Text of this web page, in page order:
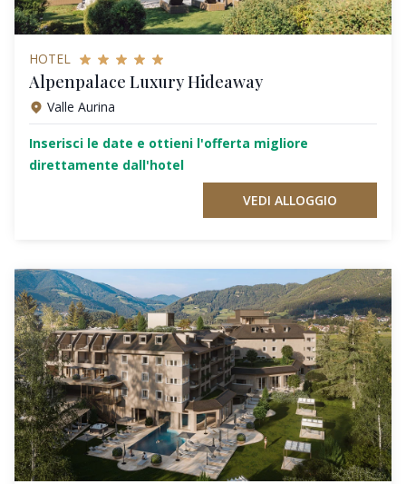
HOTEL
Alpenpalace Luxury Hideaway
Valle Aurina
Inserisci le date e ottieni l'offerta migliore
direttamente dall'hotel
VEDI ALLOGGIO